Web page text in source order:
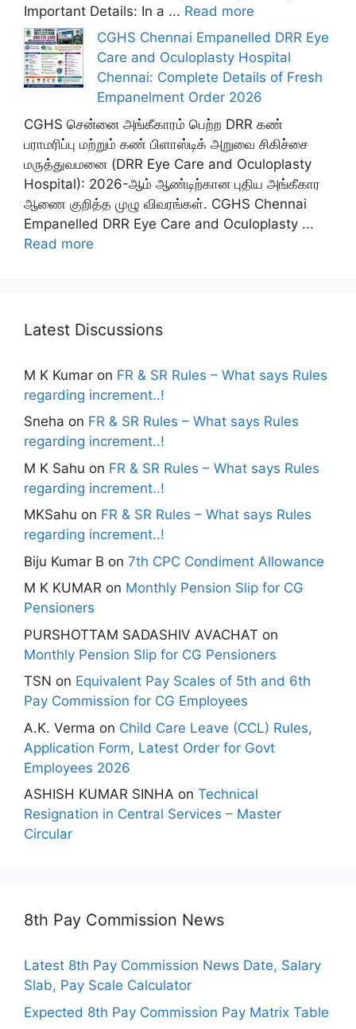
Important Details: In a ... Read more
CGHS Chennai Empanelled DRR Eye
Care and Oculoplasty Hospital
Chennai: Complete Details of Fresh
Empanelment Order 2026
CGHS சென்னை அங்கீகாரம் பெற்ற DRR கண்
பராமரிப்பு மற்றும் கண் பிளாஸ்டிக் அறுவை சிகிச்சை
மருத்துவமனை (DRR Eye Care and Oculoplasty
Hospital): 2026-ஆம் ஆண்டிற்கான புதிய அங்கீகார
ஆணை குறித்த முழு விவரங்கள். CGHS Chennai
Empanelled DRR Eye Care and Oculoplasty ...
Read more
Latest Discussions
M K Kumar on FR & SR Rules – What says Rules
regarding increment..!
Sneha on FR & SR Rules – What says Rules
regarding increment..!
M K Sahu on FR & SR Rules – What says Rules
regarding increment..!
MKSahu on FR & SR Rules – What says Rules
regarding increment..!
Biju Kumar B on 7th CPC Condiment Allowance
M K KUMAR on Monthly Pension Slip for CG
Pensioners
PURSHOTTAM SADASHIV AVACHAT on
Monthly Pension Slip for CG Pensioners
TSN on Equivalent Pay Scales of 5th and 6th
Pay Commission for CG Employees
A.K. Verma on Child Care Leave (CCL) Rules,
Application Form, Latest Order for Govt
Employees 2026
ASHISH KUMAR SINHA on Technical
Resignation in Central Services – Master
Circular
8th Pay Commission News
Latest 8th Pay Commission News Date, Salary
Slab, Pay Scale Calculator
Expected 8th Pay Commission Pay Matrix Table